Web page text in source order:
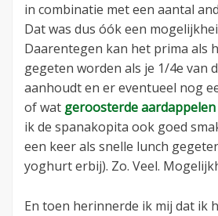
in combinatie met een aantal
Dat was dus óók een
Daarentegen kan het prima als
gegeten worden als je 1/4e van
aanhoudt en er eventueel nog
of wat geroosterde aardappelen
ik de spanakopita ook goed
een keer als snelle lunch
yoghurt erbij). Zo. Veel.
En toen herinnerde ik mij dat ik